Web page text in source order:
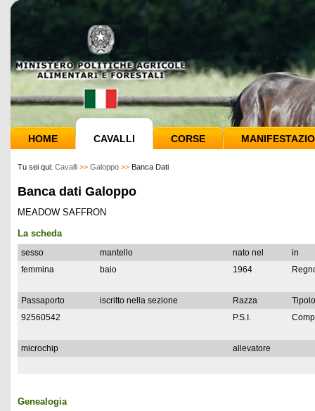
HOME CAVALLI CORSE
Tu sei qui: Cavalli >> Galoppo >> Banca Dati
Banca dati Galoppo
MEADOW SAFFRON
La scheda
sesso mantello nato nel
in
femmina
baio 1964
Passaporto iscritto nella sezione Razza
92560542
P.S.I.
microchip allevatore
Genealogia